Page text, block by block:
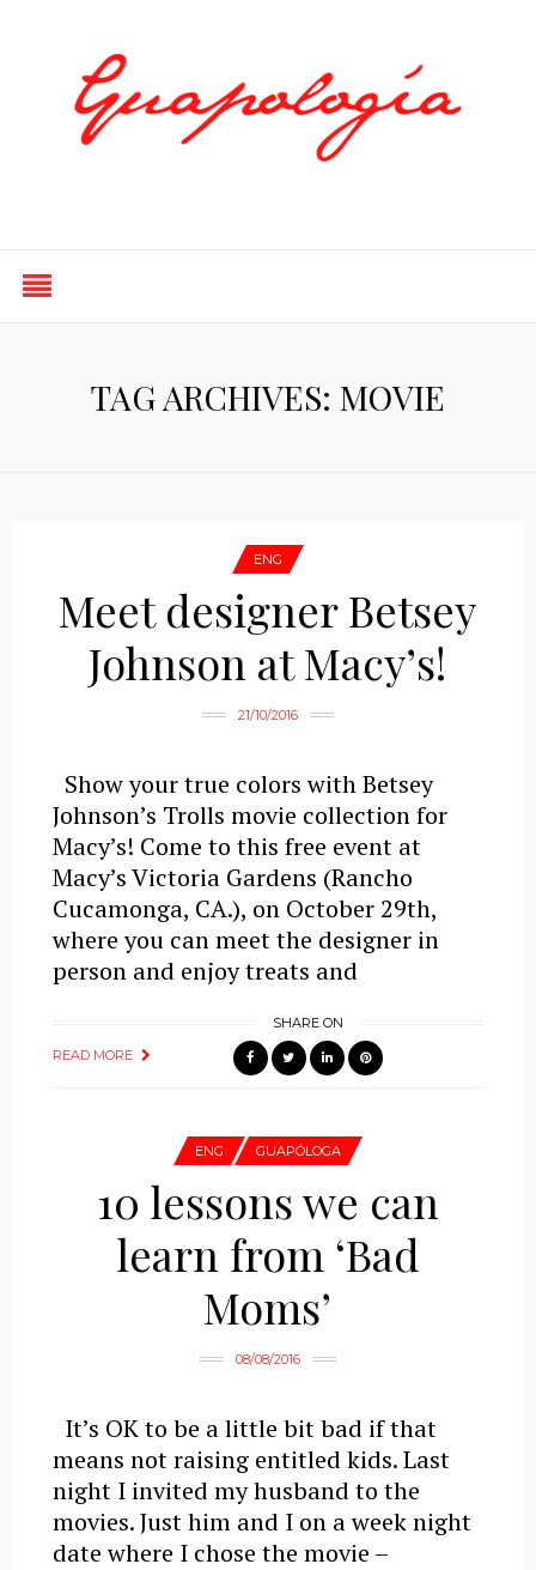
TAG ARCHIVES: MOVIE
ENG
Meet designer Betsey
Johnson at Macy’s!
21/10/2016
Show your true colors with Betsey
Johnson’s Trolls movie collection for
Macy’s! Come to this free event at
Macy’s Victoria Gardens (Rancho
Cucamonga, CA.), on October 29th,
where you can meet the designer in
person and enjoy treats and
READ MORE
SHARE ON
ENG GUAPÓLOGA
10 lessons we can
learn from ‘Bad
Moms’
08/08/2016
It’s OK to be a little bit bad if that
means not raising entitled kids. Last
night I invited my husband to the
movies. Just him and I on a week night
date where I chose the movie –